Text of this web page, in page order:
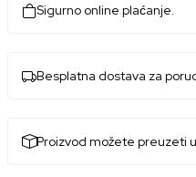
Sigurno online plaćanje.
Besplatna dostava za
Proizvod možete preuzeti